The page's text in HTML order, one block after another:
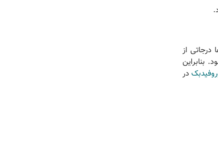
درجاتی از
بنابراین
در